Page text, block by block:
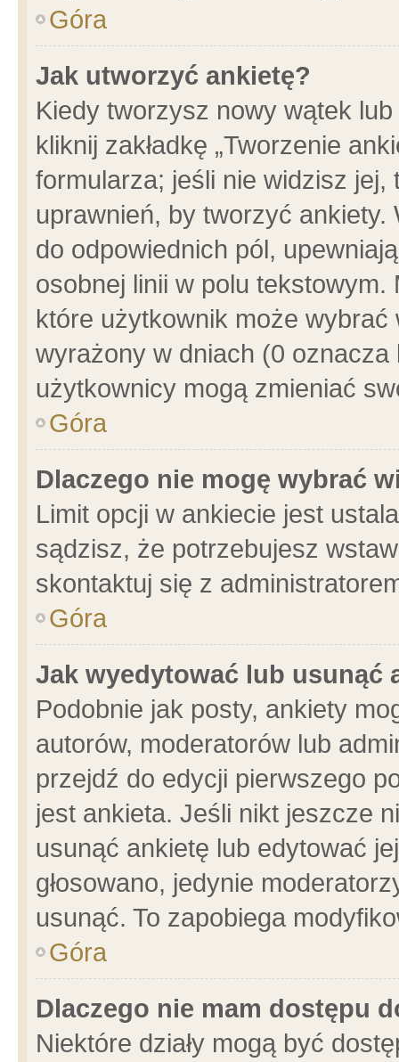
Góra
Jak utworzyć ankietę?
Kiedy tworzysz nowy wątek
kliknij zakładkę „Tworzenie
formularza; jeśli nie widzisz
uprawnień, by tworzyć ankiety.
do odpowiednich pól,
osobnej linii w polu
które użytkownik może
wyrażony w dniach (0
użytkownicy mogą zmieniać
Góra
Dlaczego nie mogę wybrać
Limit opcji w ankiecie jest
sądzisz, że potrzebujesz
skontaktuj się z
Góra
Jak wyedytować lub usunąć
Podobnie jak posty, ankiety
autorów, moderatorów lub
przejdź do edycji pierwszego
jest ankieta. Jeśli nikt jeszcze
usunąć ankietę lub edytować
głosowano, jedynie
usunąć. To zapobiega
Góra
Dlaczego nie mam dostępu
Niektóre działy mogą być